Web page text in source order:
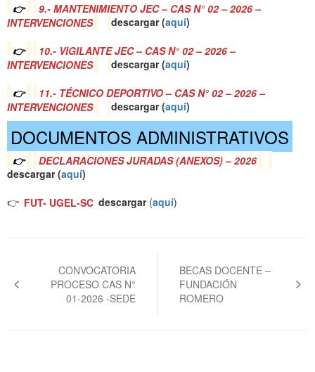
👉
9.- MANTENIMIENTO JEC – CAS N° 02 – 2026 –
INTERVENCIONES
descargar (aquí)
👉
10.- VIGILANTE JEC – CAS N° 02 – 2026 –
INTERVENCIONES
descargar (aquí)
👉
11.- TÉCNICO DEPORTIVO – CAS N° 02 – 2026 –
INTERVENCIONES
descargar (aquí)
DOCUMENTOS ADMINISTRATIVOS
👉
DECLARACIONES JURADAS (ANEXOS) – 2026
descargar (aquí)
👉 FUT- UGEL-SC descargar(aquí)
entradas
CONVOCATORIA
PROCESO CAS N°
01-2026 -SEDE
BECAS DOCENTE –
FUNDACIÓN
ROMERO